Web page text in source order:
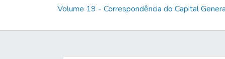
Volume 19 - Correspondência do Capital